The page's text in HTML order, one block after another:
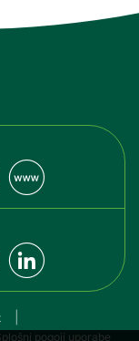
pogoji uporabe